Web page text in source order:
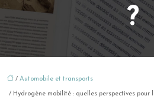
?
/ Automobile et transports
/ Hydrogène mobilité : quelles perspectives pour